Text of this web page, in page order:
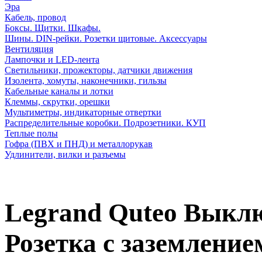
Эра
Кабель, провод
Боксы. Щитки. Шкафы.
Шины. DIN-рейки. Розетки щитовые. Аксессуары
Вентиляция
Лампочки и LED-лента
Светильники, прожекторы, датчики движения
Изолента, хомуты, наконечники, гильзы
Кабельные каналы и лотки
Клеммы, скрутки, орешки
Мультиметры, индикаторные отвертки
Распределительные коробки. Подрозетники. КУП
Теплые полы
Гофра (ПВХ и ПНД) и металлорукав
Удлинители, вилки и разъемы
Legrand Quteo
Розетка с